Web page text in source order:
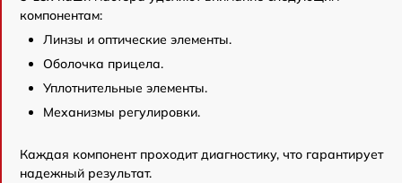
компонентам:
Линзы и оптические элементы.
Оболочка прицела.
Уплотнительные элементы.
Механизмы регулировки.
Каждая компонент проходит диагностику, что гарантирует
надежный результат.